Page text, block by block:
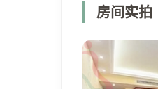
房间实拍